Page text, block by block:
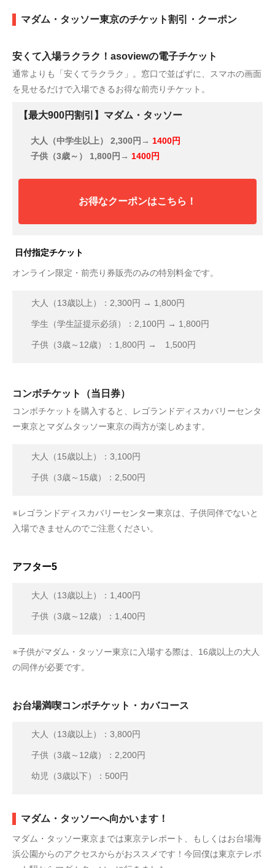
マダム・タッソー東京のチケット割引・クーポン
安くて入場ラクラク！asoviewの電子チケット
通常よりも「安くてラクラク」。窓口で並ばずに、スマホの画面
を見せるだけで入場できるお得な前売りチケット。
【最大900円割引】マダム・タッソー
大人（中学生以上） 2,300円→ 1400円
子供（3歳～）
1,800円→ 1400円
お得なクーポンはこちら！
日付指定チケット
オンライン限定・前売り券販売のみの特別料金です。
大人（13歳以上）：2,300円 → 1,800円
学生（学生証提示必須）：2,100円 → 1,800円
子供（3歳～12歳）：1,800円 → 1,500円
コンボチケット（当日券）
コンボチケットを購入すると、レゴランドディスカバリーセンタ
ー東京とマダムタッソー東京の両方が楽しめます。
大人（15歳以上）：3,100円
子供（3歳～15歳）：2,500円
※レゴランドディスカバリーセンター東京は、子供同伴でないと
入場できませんのでご注意ください。
アフター5
大人（13歳以上）：1,400円
子供（3歳～12歳）：1,400円
※子供がマダム・タッソー東京に入場する際は、16歳以上の大人
の同伴が必要です。
お台場満喫コンボチケット・カバコース
大人（13歳以上）：3,800円
子供（3歳～12歳）：2,200円
幼児（3歳以下）：500円
マダム・タッソーへ向かいます！
マダム・タッソー東京までは東京テレポート、もしくはお台場海
浜公園からのアクセスからがおススメです！今回僕は東京テレポ